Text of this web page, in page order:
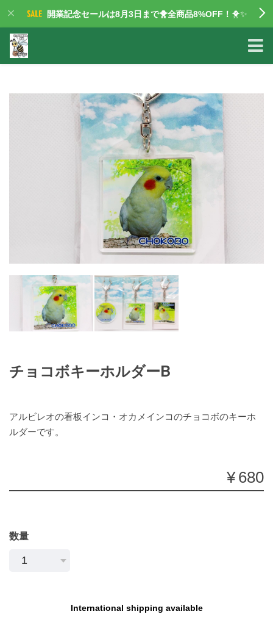
開業記念セールは8月3日まで🐥全商品8%OFF！ 🐥✨
チョコボキーホルダーB
アルビレオの看板インコ・オカメインコのチョコボのキーホ
ルダーです。
¥680
数量
International shipping available